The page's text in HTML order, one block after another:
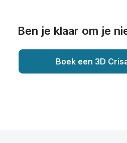
Ben je klaar om je
Boek een 3D